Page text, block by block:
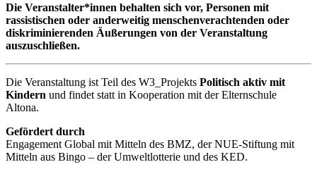
Die Veranstalter*innen behalten sich vor, Personen mit
rassistischen oder anderweitig menschenverachtenden oder
diskriminierenden Äußerungen von der Veranstaltung
auszuschließen.
Die Veranstaltung ist Teil des W3_Projekts Politisch aktiv mit
Kindern und findet statt in Kooperation mit der Elternschule
Altona.
Gefördert durch
Engagement Global mit Mitteln des BMZ, der NUE-Stiftung mit
Mitteln aus Bingo – der Umweltlotterie und des KED.